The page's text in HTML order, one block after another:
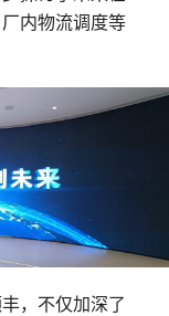
内物流调度等
，不仅加深了